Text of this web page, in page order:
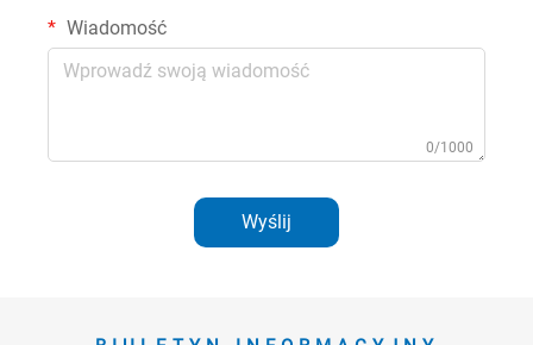
Wiadomość
0/1000
Wyślij